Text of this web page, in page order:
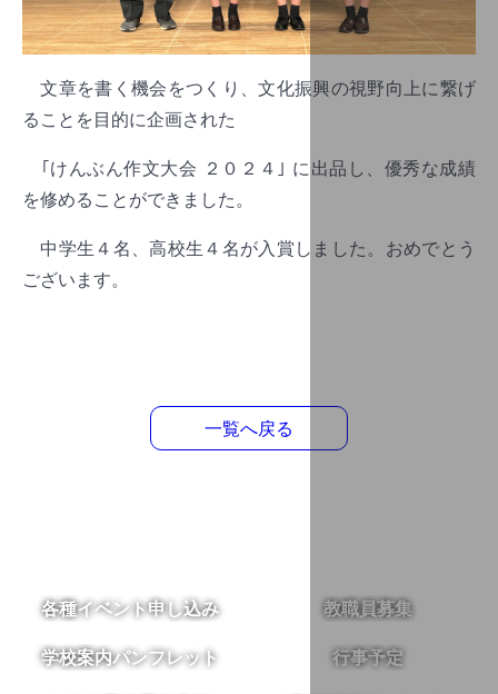
文章を書く機会をつくり、文化振興の視野向上に繋げ
ることを目的に企画された
｢けんぶん作文大会 ２０２４｣ に出品し、優秀な成績
を修めることができました。
中学生４名、高校生４名が入賞しました。おめでとう
ございます。
一覧へ戻る
各種イベント申し込み 教職員募集
学校案内パンフレット 行事予定